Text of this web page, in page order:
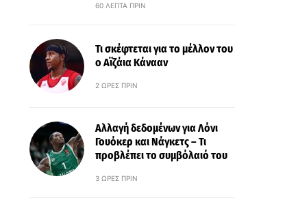
60 ΛΕΠΤΆ ΠΡΙΝ
Τι σκέφτεται για το μέλλον του
ο Αϊζάια Κάνααν
2 ΏΡΕΣ ΠΡΙΝ
Αλλαγή δεδομένων για Λόνι
Γουόκερ και Νάγκετς – Τι
προβλέπει το συμβόλαιό του
3 ΏΡΕΣ ΠΡΙΝ